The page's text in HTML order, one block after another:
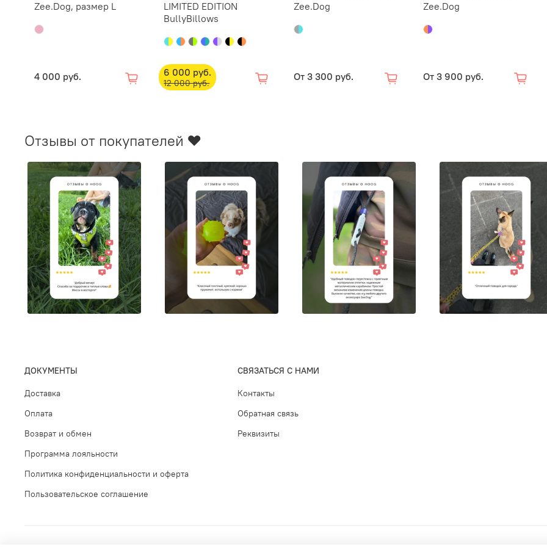
Мы
месяцев
полный
Zee.Dog, размер L
4 000 руб.
LIMITED EDITION
BullyBillows
6 000 руб.
12 000 руб.
Zee.Dog
От 3 300 руб.
Zee.Dog
От 3 900 руб.
Отзывы от покупателей ❤️
ДОКУМЕНТЫ
Доставка
Оплата
Возврат и обмен
Программа лояльности
Политика конфиденциальности и оферта
Пользовательское соглашение
СВЯЗАТЬСЯ С НАМИ
Контакты
Обратная связь
Реквизиты